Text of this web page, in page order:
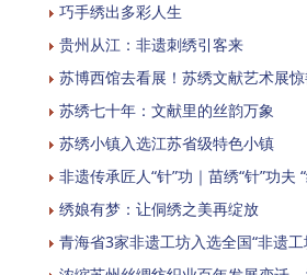
巧手绣出多彩人生
贵州从江：非遗刺绣引客来
苏博西馆去看展！苏绣文献艺术展
苏绣七十年：文献里的丝韵万象
苏绣小镇入选江苏省级特色小镇
非遗传承匠人“针”功｜苗绣“针”功夫
绣娘有梦：让侗绣之美再绽放
青海省3家非遗工坊入选全国“非遗